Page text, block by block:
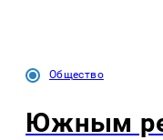
Общество
Южным